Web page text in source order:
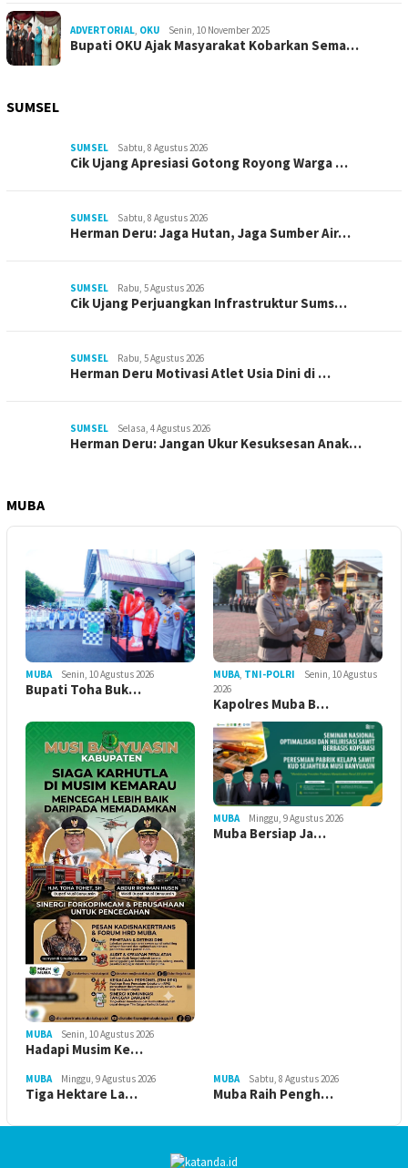
ADVERTORIAL, OKU Senin, 10 November 2025
Bupati OKU Ajak Masyarakat Kobarkan Sema…
SUMSEL
SUMSEL Sabtu, 8 Agustus 2026
Cik Ujang Apresiasi Gotong Royong Warga …
SUMSEL Sabtu, 8 Agustus 2026
Herman Deru: Jaga Hutan, Jaga Sumber Air…
SUMSEL Rabu, 5 Agustus 2026
Cik Ujang Perjuangkan Infrastruktur Sums…
SUMSEL Rabu, 5 Agustus 2026
Herman Deru Motivasi Atlet Usia Dini di …
SUMSEL Selasa, 4 Agustus 2026
Herman Deru: Jangan Ukur Kesuksesan Anak…
MUBA
MUBA Senin, 10 Agustus 2026
Bupati Toha Buk…
MUBA TNI-POLRI
Senin, 10 Agustus
2026
Kapolres Muba B…
MUBA Senin, 10 Agustus 2026
Hadapi Musim Ke…
MUBA Minggu, 9 Agustus 2026
Muba Bersiap Ja…
MUBA Minggu, 9 Agustus 2026
Tiga Hektare La…
MUBA Sabtu, 8 Agustus 2026
Muba Raih Pengh…